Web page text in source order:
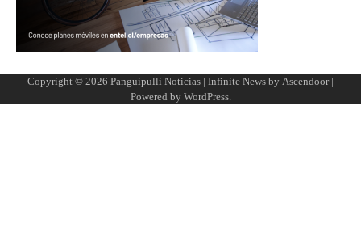
Copyright © 2026 Panguipulli Noticias | Infinite News by Ascendoor|
Powered by WordPress.